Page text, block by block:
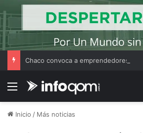
Menú
Inicio / Más noticias